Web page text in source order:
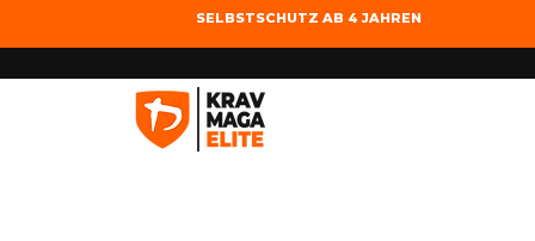
SELBSTSCHUTZ AB 4 JAHREN